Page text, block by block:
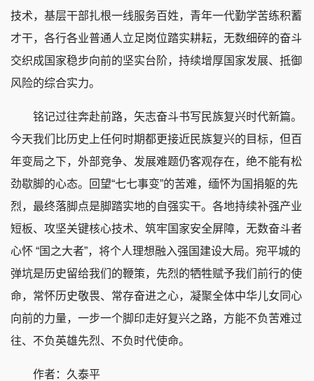
技术，基层干部扎根一线服务百姓，青年一代勤学苦练积蓄
才干，各行各业普通人立足岗位踏实耕耘，无数细碎的奋斗
交织成国家稳步向前的坚实台阶，持续增厚国家发展、抵御
风险的综合实力。
铭记过往奔赴前路，矢志奋斗书写民族复兴时代新篇。
今天我们比历史上任何时期都更接近民族复兴的目标，但百
年变局之下，外部竞争、发展难题仍客观存在，绝不能有松
劲歇脚的心态。回望“七七事变”的苦难，缅怀为国捐躯的先
烈，最终落脚点是脚踏实地的自强实干。各地持续补强产业
短板、攻坚关键核心技术、筑牢国家安全屏障，无数奋斗者
心怀 “国之大者”，将个人理想融入强国建设大局。宛平城的
弹坑是历史留给我们的鞭策，先烈的牺牲赋予我们前行的使
命，常怀历史敬畏、常存奋进之心，凝聚全体中华儿女同心
向前的力量，一步一个脚印走好复兴之路，方能不负苦难过
往、不负英雄先烈、不负时代使命。
作者：久泰平